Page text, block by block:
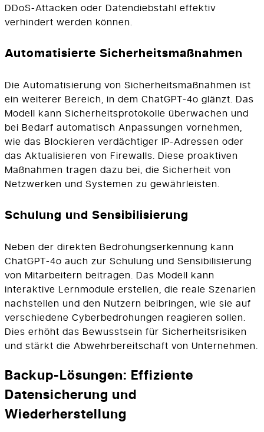
DDoS-Attacken oder Datendiebstahl effektiv
verhindert werden können.
Automatisierte Sicherheitsmaßnahmen
Die Automatisierung von Sicherheitsmaßnahmen ist
ein weiterer Bereich, in dem ChatGPT-4o glänzt. Das
Modell kann Sicherheitsprotokolle überwachen und
bei Bedarf automatisch Anpassungen vornehmen,
wie das Blockieren verdächtiger IP-Adressen oder
das Aktualisieren von Firewalls. Diese proaktiven
Maßnahmen tragen dazu bei, die Sicherheit von
Netzwerken und Systemen zu gewährleisten.
Schulung und Sensibilisierung
Neben der direkten Bedrohungserkennung kann
ChatGPT-4o auch zur Schulung und Sensibilisierung
von Mitarbeitern beitragen. Das Modell kann
interaktive Lernmodule erstellen, die reale Szenarien
nachstellen und den Nutzern beibringen, wie sie auf
verschiedene Cyberbedrohungen reagieren sollen.
Dies erhöht das Bewusstsein für Sicherheitsrisiken
und stärkt die Abwehrbereitschaft von Unternehmen.
Backup-Lösungen: Effiziente
Datensicherung und
Wiederherstellung